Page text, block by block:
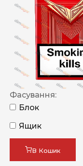
Фасування:
Блок
Ящик
В Кошик